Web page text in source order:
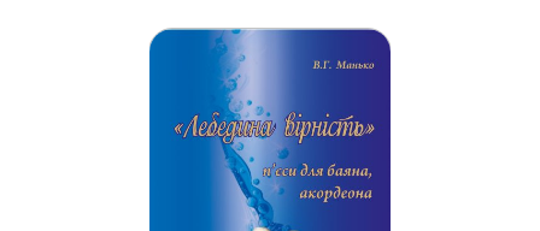
Науково-популярна література (1015)
Навчальна література та посібники (527)
Енциклопедії, довідники, словники (55)
Подарункові сертифікати (1)